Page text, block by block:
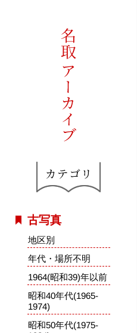
古写真
地区別
年代・場所不明
1964(昭和39)年以前
昭和40年代(1965-
1974)
昭和50年代(1975-